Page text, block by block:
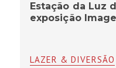
Estação da Luz
exposição
LAZER & DIVERSÃO